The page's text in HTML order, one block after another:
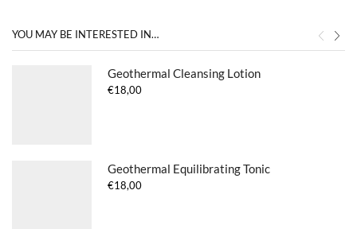
YOU MAY BE INTERESTED IN…
Geothermal Cleansing Lotion
€18,00
Geothermal Equilibrating Tonic
€18,00